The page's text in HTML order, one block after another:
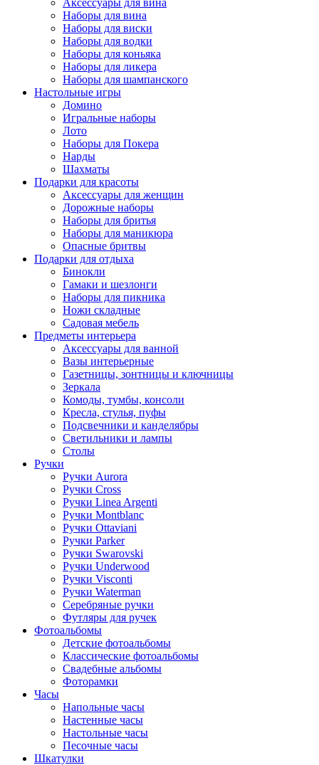
Аксессуары для вина
Наборы для вина
Наборы для виски
Наборы для водки
Наборы для коньяка
Наборы для ликера
Наборы для шампанского
Настольные игры
Домино
Игральные наборы
Лото
Наборы для Покера
Нарды
Шахматы
Подарки для красоты
Аксессуары для женщин
Дорожные наборы
Наборы для бритья
Наборы для маникюра
Опасные бритвы
Подарки для отдыха
Бинокли
Гамаки и шезлонги
Наборы для пикника
Ножи складные
Садовая мебель
Предметы интерьера
Аксессуары для ванной
Вазы интерьерные
Газетницы, зонтницы и ключницы
Зеркала
Комоды, тумбы, консоли
Кресла, стулья, пуфы
Подсвечники и канделябры
Светильники и лампы
Столы
Ручки
Ручки Aurora
Ручки Cross
Ручки Linea Argenti
Ручки Montblanc
Ручки Ottaviani
Ручки Parker
Ручки Swarovski
Ручки Underwood
Ручки Visconti
Ручки Waterman
Серебряные ручки
Футляры для ручек
Фотоальбомы
Детские фотоальбомы
Классические фотоальбомы
Свадебные альбомы
Фоторамки
Часы
Напольные часы
Настенные часы
Настольные часы
Песочные часы
Шкатулки